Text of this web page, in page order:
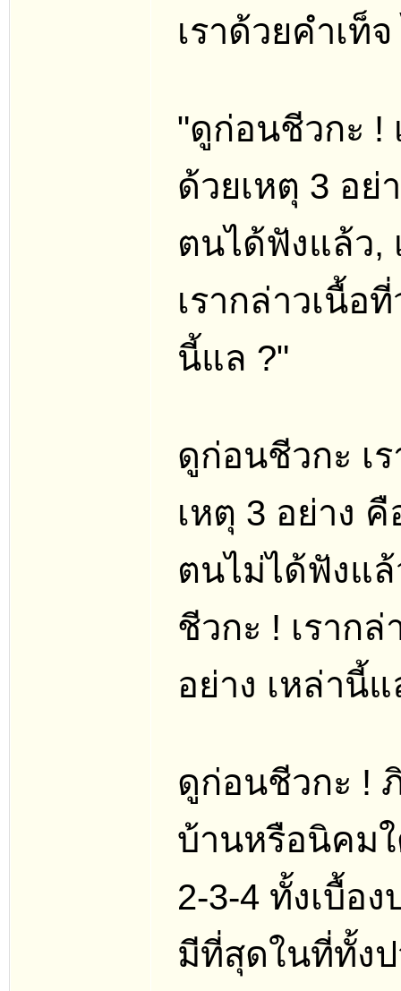
เราด้วยคำเท็
"ดูก่อนชีวกะ !
ด้วยเหตุ 3 อย่
ตนได้ฟังแล้ว,
เรากล่าวเนื้อ
นี้แล ?"
ดูก่อนชีวกะ เ
เหตุ 3 อย่าง
ตนไม่ได้ฟังแล้
ชีวกะ ! เราก
อย่าง เหล่านี้
ดูก่อนชีวกะ !
บ้านหรือนิคม
2-3-4 ทั้งเบื้อ
มีที่สุดในที่ทั้งป